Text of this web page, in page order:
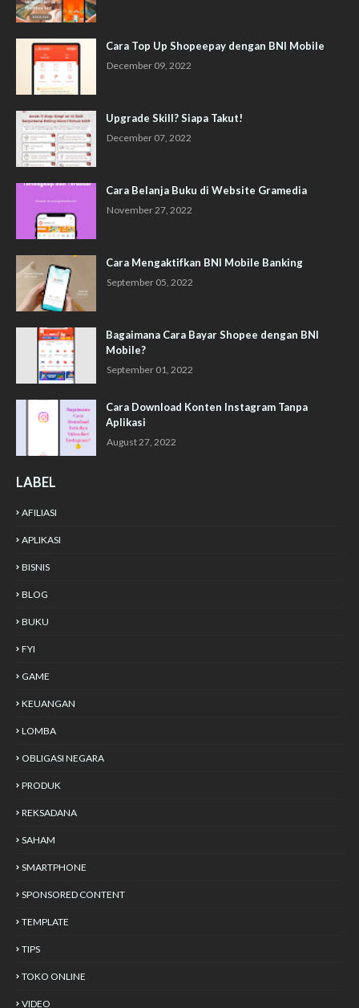
Cara Top Up Shopeepay dengan BNI Mobile
December 09, 2022
Upgrade Skill? Siapa Takut!
December 07, 2022
Cara Belanja Buku di Website Gramedia
November 27, 2022
Cara Mengaktifkan BNI Mobile Banking
September 05, 2022
Bagaimana Cara Bayar Shopee dengan BNI
Mobile?
September 01, 2022
Cara Download Konten Instagram Tanpa
Aplikasi
August 27, 2022
LABEL
AFILIASI
APLIKASI
BISNIS
BLOG
BUKU
FYI
GAME
KEUANGAN
LOMBA
OBLIGASI NEGARA
PRODUK
REKSADANA
SAHAM
SMARTPHONE
SPONSORED CONTENT
TEMPLATE
TIPS
TOKO ONLINE
VIDEO